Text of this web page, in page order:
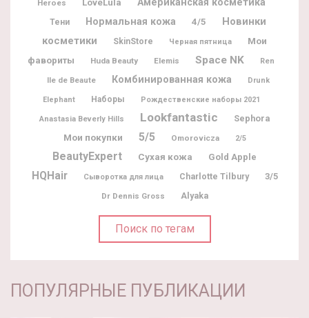
Heroes
LoveLula
Тени Нормальная кожа 4/5
Новинки
косметики
SkinStore Черная пятница
Мои
фавориты
Huda Beauty Elemis Space NK Ren
Ile de Beaute Комбинированная кожа Drunk
Elephant Наборы Рождественские наборы 2021
Anastasia Beverly Hills Lookfantastic Sephora
Мои покупки 5/5 Omorovicza 2/5
BeautyExpert Сухая кожа Gold Apple
HQHair Сыворотка для лица Charlotte Tilbury 3/5
Dr Dennis Gross Alyaka
Поиск по тегам
ПОПУЛЯРНЫЕ ПУБЛИКАЦИИ